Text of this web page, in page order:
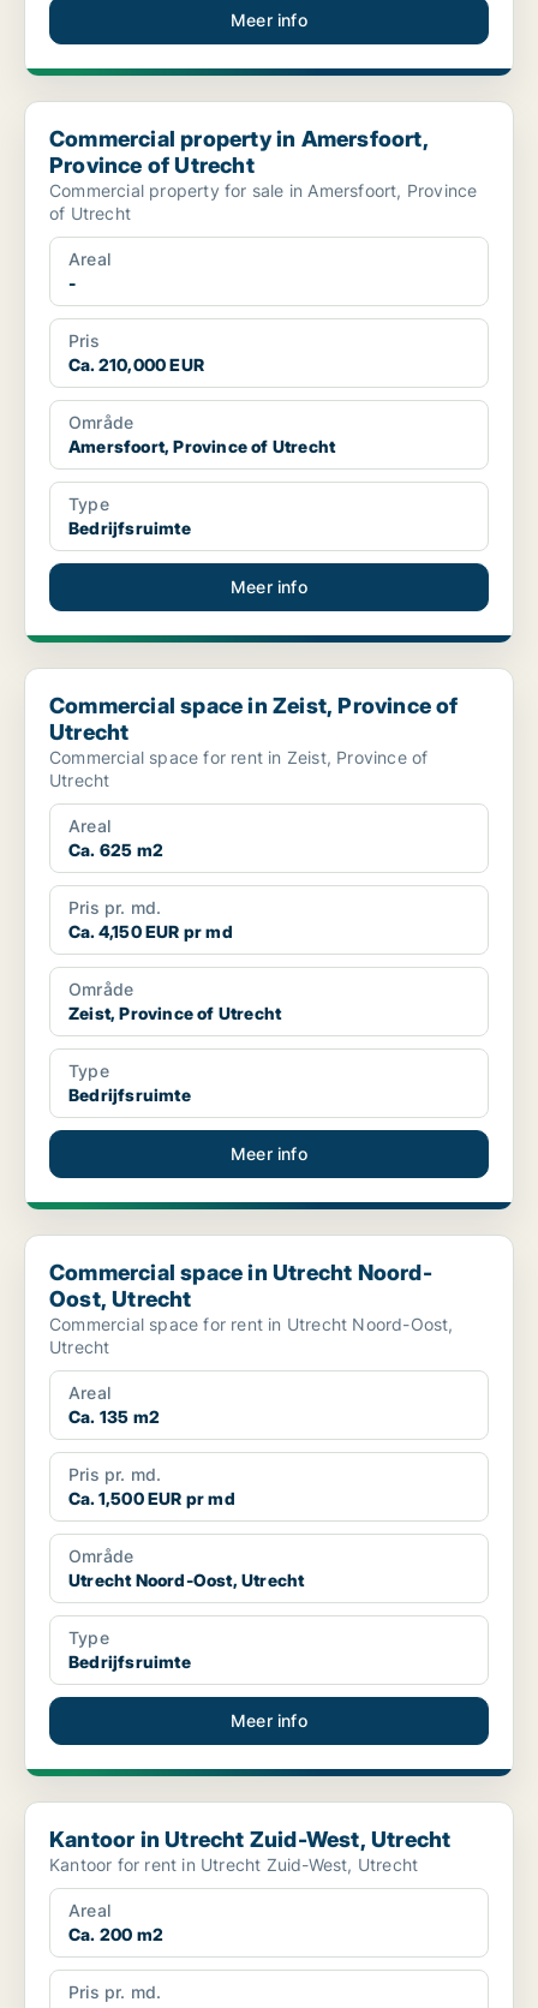
Meer info
Commercial property in Amersfoort, Province of Utrecht
Commercial property in Amersfoort,
Province of Utrecht
Commercial property for sale in Amersfoort, Province
of Utrecht
Areal
-
Pris
Ca. 210,000 EUR
Område
Amersfoort, Province of Utrecht
Type
Bedrijfsruimte
Meer info
Commercial space in Zeist, Province of Utrecht
Commercial space in Zeist, Province of
Utrecht
Commercial space for rent in Zeist, Province of
Utrecht
Areal
Ca. 625 m2
Pris pr. md.
Ca. 4,150 EUR pr md
Område
Zeist, Province of Utrecht
Type
Bedrijfsruimte
Meer info
Commercial space in Utrecht Noord-Oost, Utrecht
Commercial space in Utrecht Noord-
Oost, Utrecht
Commercial space for rent in Utrecht Noord-Oost,
Utrecht
Areal
Ca. 135 m2
Pris pr. md.
Ca. 1,500 EUR pr md
Område
Utrecht Noord-Oost, Utrecht
Type
Bedrijfsruimte
Meer info
Kantoor in Utrecht Zuid-West, Utrecht
Kantoor in Utrecht Zuid-West, Utrecht
Kantoor for rent in Utrecht Zuid-West, Utrecht
Areal
Ca. 200 m2
Pris pr. md.